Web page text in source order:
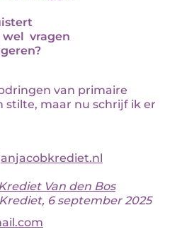
vragen
van primaire
stilte, maar nu schrijf ik er
Van den Bos
6 september 2025